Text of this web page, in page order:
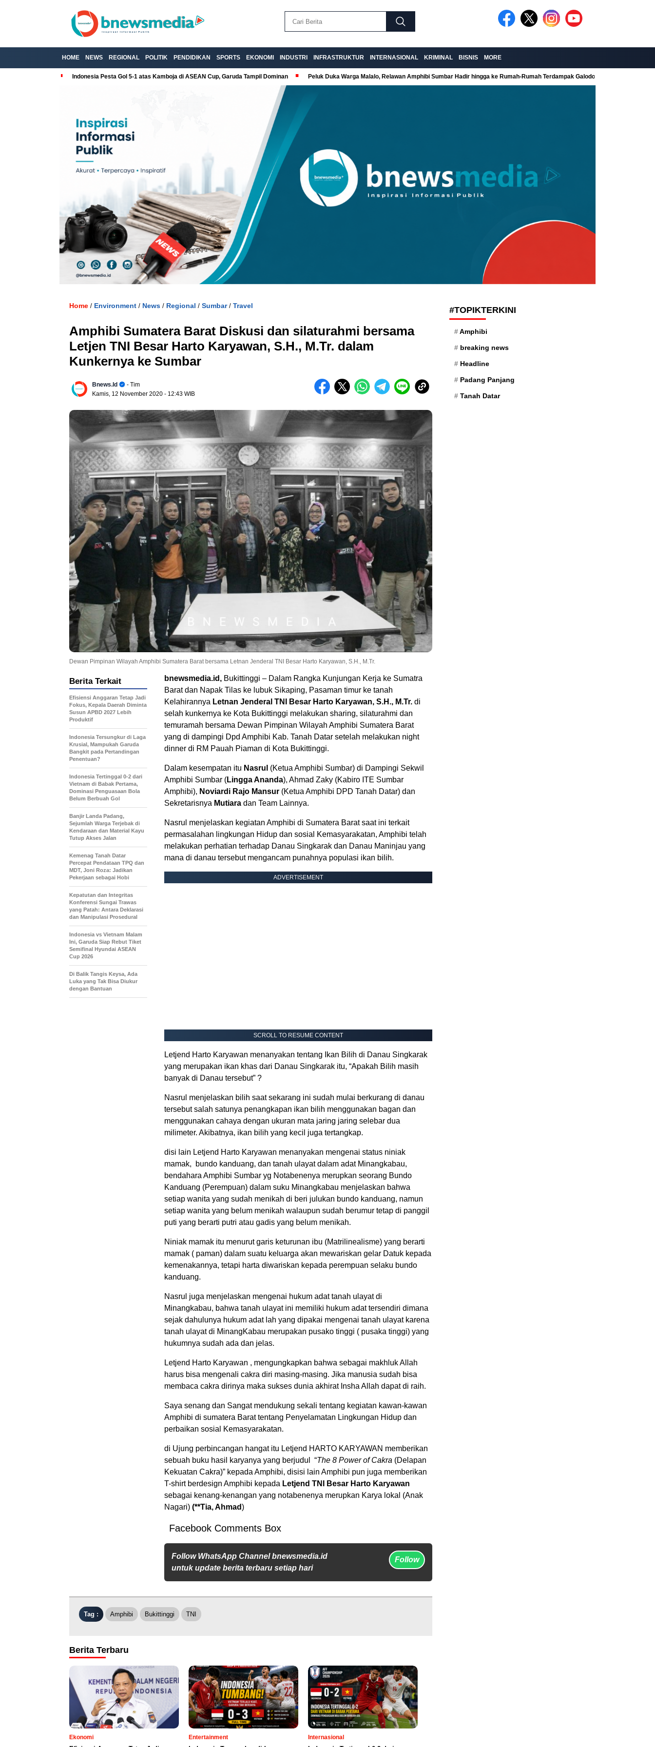
HOME NEWS REGIONAL POLITIK PENDIDIKAN SPORTS EKONOMI INDUSTRI INFRASTRUKTUR INTERNASIONAL KRIMINAL BISNIS MORE
Indonesia Pesta Gol 5-1 atas Kamboja di ASEAN Cup, Garuda Tampil Dominan Peluk Duka Warga Malalo, Relawan Amphibi Sumbar Hadir hingga ke Rumah-Rumah Terdampak Galodo
Home / Environment / News / Regional / Sumbar/ Travel
Amphibi Sumatera Barat Diskusi dan silaturahmi bersama
Letjen TNI Besar Harto Karyawan, S.H., M.Tr. dalam
Kunkernya ke Sumbar
Bnews.id
- Tim
Kamis, 12 November 2020 - 12:43 WIB
Dewan Pimpinan Wilayah Amphibi Sumatera Barat bersama Letnan Jenderal TNI Besar Harto Karyawan, S.H., M.Tr.
bnewsmedia.id, Bukittinggi – Dalam Rangka Kunjungan Kerja ke Sumatra
Barat dan Napak Tilas ke lubuk Sikaping, Pasaman timur ke tanah
Kelahirannya Letnan Jenderal TNI Besar Harto Karyawan, S.H., M.Tr. di
selah kunkernya ke Kota Bukittinggi melakukan sharing, silaturahmi dan
temuramah bersama Dewan Pimpinan Wilayah Amphibi Sumatera Barat
yang di dampingi Dpd Amphibi Kab. Tanah Datar setelah melakukan night
dinner di RM Pauah Piaman di Kota Bukittinggi.
Dalam kesempatan itu Nasrul (Ketua Amphibi Sumbar) di Dampingi Sekwil
Amphibi Sumbar (Lingga Ananda), Ahmad Zaky (Kabiro ITE Sumbar
Amphibi), Noviardi Rajo Mansur (Ketua Amphibi DPD Tanah Datar) dan
Sekretarisnya Mutiara dan Team Lainnya.
Nasrul menjelaskan kegiatan Amphibi di Sumatera Barat saat ini terkait
permasalahan lingkungan Hidup dan sosial Kemasyarakatan, Amphibi telah
melakukan perhatian terhadap Danau Singkarak dan Danau Maninjau yang
mana di danau tersebut mengancam punahnya populasi ikan bilih.
ADVERTISEMENT
SCROLL TO RESUME CONTENT
Letjend Harto Karyawan menanyakan tentang Ikan Bilih di Danau Singkarak
yang merupakan ikan khas dari Danau Singkarak itu, “Apakah Bilih masih
banyak di Danau tersebut” ?
Nasrul menjelaskan bilih saat sekarang ini sudah mulai berkurang di danau
tersebut salah satunya penangkapan ikan bilih menggunakan bagan dan
menggunakan cahaya dengan ukuran mata jaring jaring selebar dua
milimeter. Akibatnya, ikan bilih yang kecil juga tertangkap.
disi lain Letjend Harto Karyawan menanyakan mengenai status niniak
mamak, bundo kanduang, dan tanah ulayat dalam adat Minangkabau,
bendahara Amphibi Sumbar yg Notabenenya merupkan seorang Bundo
Kanduang (Perempuan) dalam suku Minangkabau menjelaskan bahwa
setiap wanita yang sudah menikah di beri julukan bundo kanduang, namun
setiap wanita yang belum menikah walaupun sudah berumur tetap di panggil
puti yang berarti putri atau gadis yang belum menikah.
Niniak mamak itu menurut garis keturunan ibu (Matrilinealisme) yang berarti
mamak ( paman) dalam suatu keluarga akan mewariskan gelar Datuk kepada
kemenakannya, tetapi harta diwariskan kepada perempuan selaku bundo
kanduang.
Nasrul juga menjelaskan mengenai hukum adat tanah ulayat di
Minangkabau, bahwa tanah ulayat ini memiliki hukum adat tersendiri dimana
sejak dahulunya hukum adat lah yang dipakai mengenai tanah ulayat karena
tanah ulayat di MinangKabau merupakan pusako tinggi ( pusaka tinggi) yang
hukumnya sudah ada dan jelas.
Letjend Harto Karyawan , mengungkapkan bahwa sebagai makhluk Allah
harus bisa mengenali cakra diri masing-masing. Jika manusia sudah bisa
membaca cakra dirinya maka sukses dunia akhirat Insha Allah dapat di raih.
Saya senang dan Sangat mendukung sekali tentang kegiatan kawan-kawan
Amphibi di sumatera Barat tentang Penyelamatan Lingkungan Hidup dan
perbaikan sosial Kemasyarakatan.
di Ujung perbincangan hangat itu Letjend HARTO KARYAWAN memberikan
sebuah buku hasil karyanya yang berjudul “The 8 Power of Cakra (Delapan
Kekuatan Cakra)” kepada Amphibi, disisi lain Amphibi pun juga memberikan
T-shirt berdesign Amphibi kepada Letjend TNI Besar Harto Karyawan
sebagai kenang-kenangan yang notabenenya merupkan Karya lokal (Anak
Nagari) (**Tia, Ahmad)
Facebook Comments Box
Follow WhatsApp Channel bnewsmedia.id
untuk update berita terbaru setiap hari
Follow
Berita Terkait
Efisiensi Anggaran Tetap Jadi
Fokus, Kepala Daerah Diminta
Susun APBD 2027 Lebih
Produktif
Indonesia Tersungkur di Laga
Krusial, Mampukah Garuda
Bangkit pada Pertandingan
Penentuan?
Indonesia Tertinggal 0-2 dari
Vietnam di Babak Pertama,
Dominasi Penguasaan Bola
Belum Berbuah Gol
Banjir Landa Padang,
Sejumlah Warga Terjebak di
Kendaraan dan Material Kayu
Tutup Akses Jalan
Kemenag Tanah Datar
Percepat Pendataan TPQ dan
MDT, Joni Roza: Jadikan
Pekerjaan sebagai Hobi
Kepatutan dan Integritas
Konferensi Sungai Trawas
yang Patah: Antara Deklarasi
dan Manipulasi Prosedural
Indonesia vs Vietnam Malam
Ini, Garuda Siap Rebut Tiket
Semifinal Hyundai ASEAN
Cup 2026
Di Balik Tangis Keysa, Ada
Luka yang Tak Bisa Diukur
dengan Bantuan
Tag : Amphibi Bukittinggi TNI
Berita Terbaru
Ekonomi Entertainment Internasional
#TOPIKTERKINI
Amphibi
breaking news
Headline
Padang Panjang
Tanah Datar